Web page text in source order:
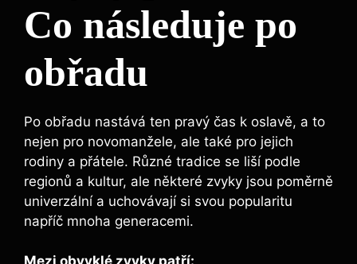
Co následuje po
obřadu
Po obřadu nastává ten pravý čas k oslavě, a to
nejen pro novomanžele, ale také pro jejich
rodiny a přátele. Různé tradice se liší podle
regionů a kultur, ale některé zvyky jsou poměrně
univerzální a uchovávají si svou popularitu
napříč mnoha generacemi.